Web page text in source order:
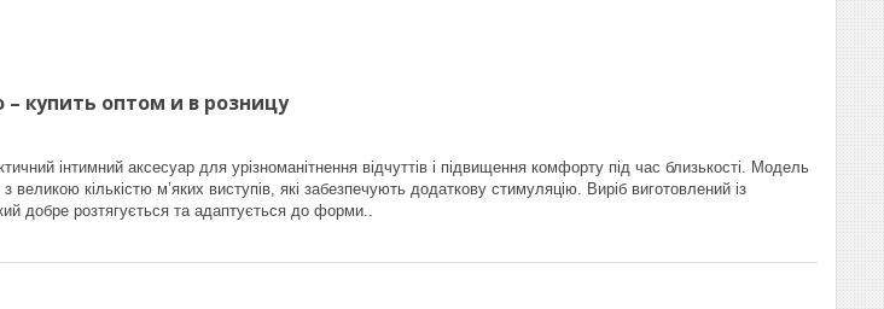
купить оптом и в розницу
інтимний аксесуар для урізноманітнення відчуттів і підвищення комфорту під час близькості. Модель
кількістю м’яких виступів, які забезпечують додаткову стимуляцію. Виріб виготовлений із
добре розтягується та адаптується до форми..